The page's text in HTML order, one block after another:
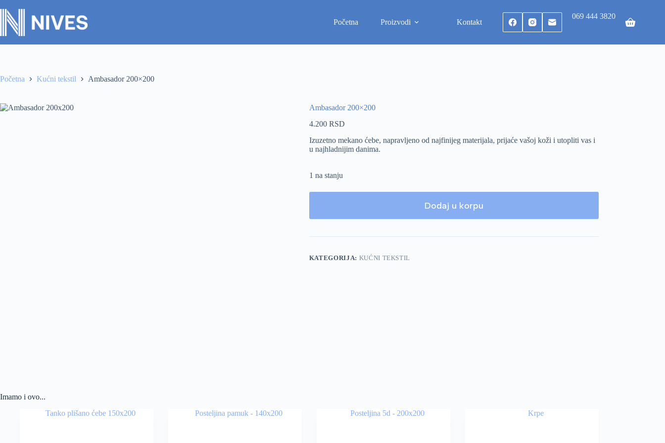
Početna Proizvodi Kontakt
069 444 3820
Početna Kućni tekstil Ambasador 200×200
Ambasador 200×200
4.200 RSD
Izuzetno mekano ćebe, napravljeno od najfinijeg materijala, prijaće vašoj koži i utopliti vas i
u najhladnijim danima.
1 na stanju
Dodaj u korpu
KATEGORIJA: KUĆNI TEKSTIL
Imamo i ovo...